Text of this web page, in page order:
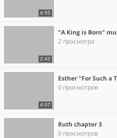
4:55
2:42
"A King is Born"
2 просмотра
4:07
Esther "For Such a
0 просмотров
Ruth chapter 3
0 просмотров